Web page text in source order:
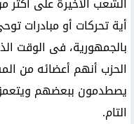
أية تحركات أو مبادرات
بالجمهورية، فى الوقت
الحزب أنهم أعضائه من
يصطدمون ببعضهم
التام.